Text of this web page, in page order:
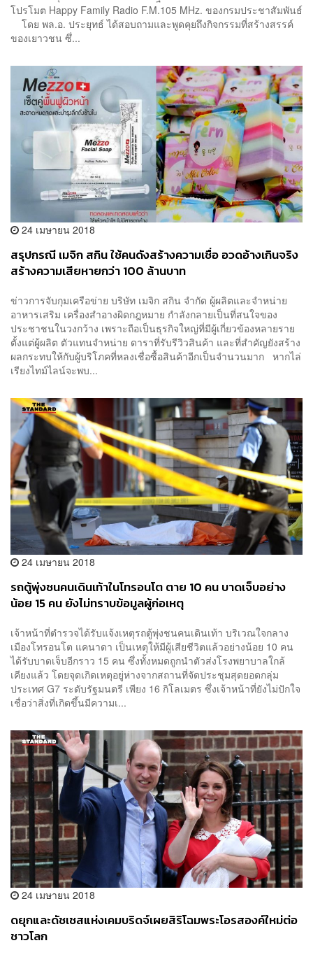
โปรโมต Happy Family Radio F.M.105 MHz. ของกรมประชาสัมพันธ์
โดย พล.อ. ประยุทธ์ ได้สอบถามและพูดคุยถึงกิจกรรมที่สร้างสรรค์
ของเยาวชน ซึ่...
24 เมษายน 2018
สรุปกรณี เมจิก สกิน ใช้คนดังสร้างความเชื่อ อวดอ้างเกินจริง
สร้างความเสียหายกว่า 100 ล้านบาท
ข่าวการจับกุมเครือข่าย บริษัท เมจิก สกิน จำกัด ผู้ผลิตและจำหน่าย
อาหารเสริม เครื่องสำอางผิดกฎหมาย กำลังกลายเป็นที่สนใจของ
ประชาชนในวงกว้าง เพราะถือเป็นธุรกิจใหญ่ที่มีผู้เกี่ยวข้องหลายราย
ตั้งแต่ผู้ผลิต ตัวแทนจำหน่าย ดาราที่รับรีวิวสินค้า และที่สำคัญยังสร้าง
ผลกระทบให้กับผู้บริโภคที่หลงเชื่อซื้อสินค้าอีกเป็นจำนวนมาก หากไล่
เรียงไทม์ไลน์จะพบ...
24 เมษายน 2018
รถตู้พุ่งชนคนเดินเท้าในโทรอนโต ตาย 10 คน บาดเจ็บอย่าง
น้อย 15 คน ยังไม่ทราบข้อมูลผู้ก่อเหตุ
เจ้าหน้าที่ตำรวจได้รับแจ้งเหตุรถตู้พุ่งชนคนเดินเท้า บริเวณใจกลาง
เมืองโทรอนโต แคนาดา เป็นเหตุให้มีผู้เสียชีวิตแล้วอย่างน้อย 10 คน
ได้รับบาดเจ็บอีกราว 15 คน ซึ่งทั้งหมดถูกนำตัวส่งโรงพยาบาลใกล้
เคียงแล้ว โดยจุดเกิดเหตุอยู่ห่างจากสถานที่จัดประชุมสุดยอดกลุ่ม
ประเทศ G7 ระดับรัฐมนตรี เพียง 16 กิโลเมตร ซึ่งเจ้าหน้าที่ยังไม่ปักใจ
เชื่อว่าสิ่งที่เกิดขึ้นมีความเ...
24 เมษายน 2018
ดยุกและดัชเชสแห่งเคมบริดจ์เผยสิริโฉมพระโอรสองค์ใหม่ต่อ
ชาวโลก